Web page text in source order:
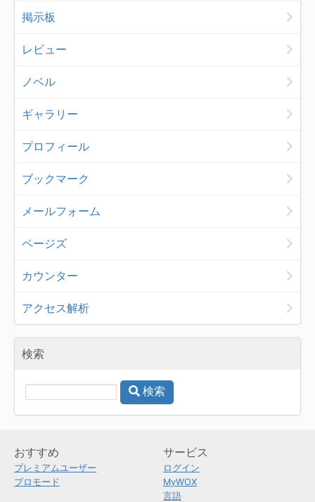
掲示板
レビュー
ノベル
ギャラリー
プロフィール
ブックマーク
メールフォーム
ページズ
カウンター
アクセス解析
検索
検索
おすすめ
プレミアムユーザー
プロモード
サービス
ログイン
MyWOX
言語